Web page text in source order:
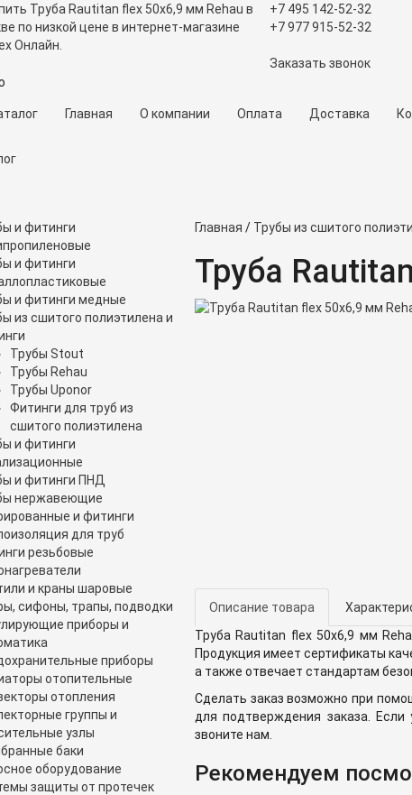
+7 495 142-52-32
+7 977915-52-32
Заказать звонок
Главная О компании Оплата Доставка
и фитинги
и фитинги
и фитинги медные
из сшитого полиэтилена и
Трубы Stout
Трубы Rehau
Трубы Uponor
Фитинги для труб из
сшитого полиэтилена
и фитинги
и фитинги ПНД
нержавеющие
и фитинги
для труб
резьбовые
и краны шаровые
сифоны, трапы, подводки
приборы и
приборы
отопительные
отопления
группы и
узлы
баки
оборудование
защиты от протечек
Главная / Трубы из сшитого
Труба
Описание товара
Труба Rautitan flex 50х6,9 мм
Продукция имеет сертификаты
а также отвечает стандартам
Сделать заказ возможно при
для подтверждения заказа.
звоните нам.
Рекомендуем